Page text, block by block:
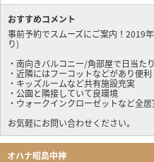
おすすめコメント
事前予約でスムーズにご案内！2019
り)
・南向きバルコニー/角部屋で日当た
・近隣にはフーコットなどがあり便利
・キッズルームなど共有施設充実
・公園と隣接していて良環境
・ウォークインクローゼットなど全
お気軽にお問い合わせください。
オハナ昭島中神